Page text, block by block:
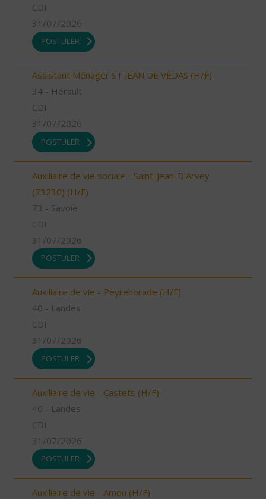
CDI
31/07/2026
POSTULER
Assistant Ménager ST JEAN DE VEDAS (H/F)
34 - Hérault
CDI
31/07/2026
POSTULER
Auxiliaire de vie sociale - Saint-Jean-D'Arvey
(73230) (H/F)
73 - Savoie
CDI
31/07/2026
POSTULER
Auxiliaire de vie - Peyrehorade (H/F)
40 - Landes
CDI
31/07/2026
POSTULER
Auxiliaire de vie - Castets (H/F)
40 - Landes
CDI
31/07/2026
POSTULER
Auxiliaire de vie - Amou (H/F)